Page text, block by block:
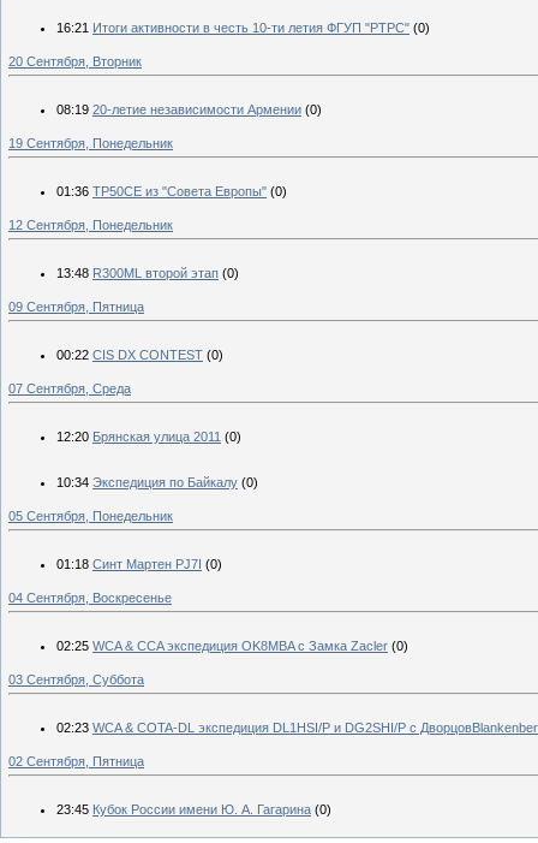
16:21 Итоги активности в честь 10-ти летия ФГУП "РТРС" (0)
20 Сентября, Вторник
08:19 20-летие независимости Армении (0)
19 Сентября, Понедельник
01:36 TP50CE из "Совета Европы" (0)
12 Сентября, Понедельник
13:48 R300ML второй этап (0)
09 Сентября, Пятница
00:22 CIS DX CONTEST (0)
07 Сентября, Среда
12:20 Брянская улица 2011 (0)
10:34 Экспедиция по Байкалу (0)
05 Сентября, Понедельник
01:18 Синт Мартен PJ7I (0)
04 Сентября, Воскресенье
02:25 WCA & CCA экспедиция OK8MBA с Замка Zacler (0)
03 Сентября, Суббота
02:23 WCA & COTA-DL экспедиция DL1HSI/P и DG2SHI/P с
02 Сентября, Пятница
23:45 Кубок России имени Ю. А. Гагарина (0)